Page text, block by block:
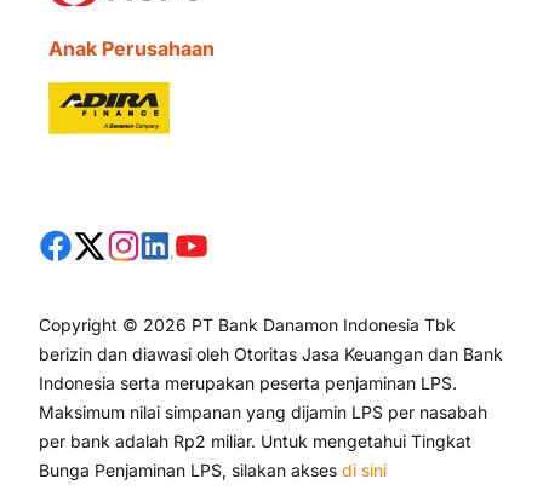
Anak Perusahaan
Copyright © 2026 PT Bank Danamon Indonesia Tbk
berizin dan diawasi oleh Otoritas Jasa Keuangan dan Bank
Indonesia serta merupakan peserta penjaminan LPS.
Maksimum nilai simpanan yang dijamin LPS per nasabah
per bank adalah Rp2 miliar. Untuk mengetahui Tingkat
Bunga Penjaminan LPS, silakan akses di sini